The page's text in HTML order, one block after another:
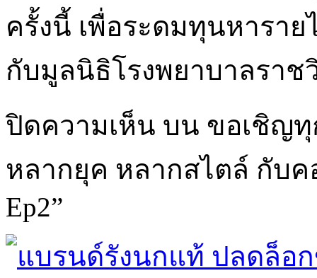
ครั้งนี้ เพื่อระดมทุนหารา
กับมูลนิธิโรงพยาบาลราช
ปิดความเห็น บน ขอเชิญ
หลากยุค หลากสไตล์ กับคอ
Ep2”